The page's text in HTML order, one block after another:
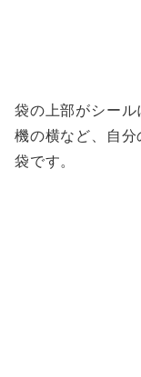
袋の上部がシー
機の横など、自分
袋です。